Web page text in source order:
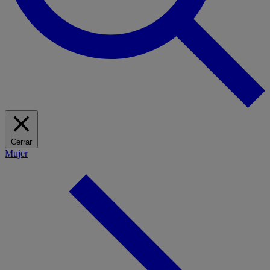
Cerrar
Mujer